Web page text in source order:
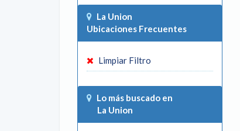
La Union
Ubicaciones Frecuentes
Limpiar Filtro
Lo más buscado en
La Union